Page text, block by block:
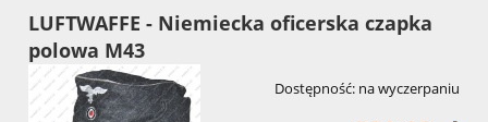
LUFTWAFFE - Niemiecka oficerska czapka
polowa M43
Dostępność: na wyczerpaniu